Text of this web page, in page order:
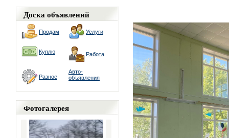
Доска объявлений
Продам Услуги
Куплю Работа
Разное
Авто-
объявления
Фотогалерея